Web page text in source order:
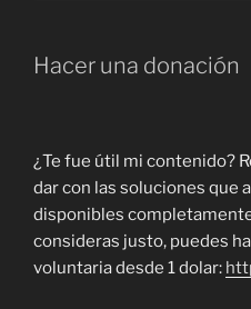
Hacer una donación
¿Te fue útil mi contenido?
dar con las soluciones que
disponibles
consideras justo, puedes
voluntaria desde 1 dolar: